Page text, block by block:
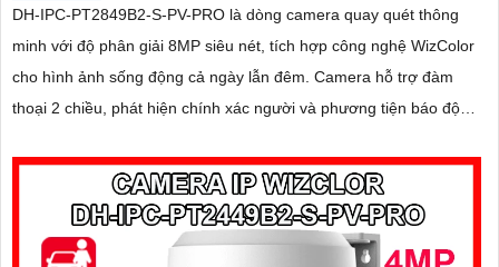
DH-IPC-PT2849B2-S-PV-PRO là dòng camera quay quét thông
minh với độ phân giải 8MP siêu nét, tích hợp công nghệ WizColor
cho hình ảnh sống động cả ngày lẫn đêm. Camera hỗ trợ đàm
thoại 2 chiều, phát hiện chính xác người và phương tiện báo động